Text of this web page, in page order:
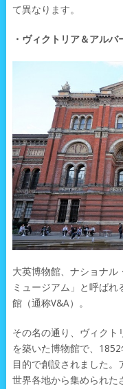
て異なります。
・ヴィクトリア＆アルバ
大英博物館、ナショナル
ミュージアム」と呼ば
館（通称V&A）。
その名の通り、ヴィクト
を築いた博物館で、
目的で創設されました。
世界各地から集められた